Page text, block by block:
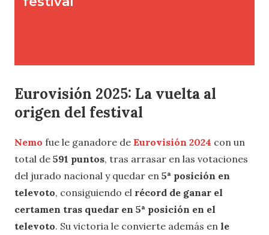
Eurovisión 2025: La vuelta al
origen del festival
Nemo fue le ganadore de Eurovisión 2024 con un
total de 591 puntos, tras arrasar en las votaciones
del jurado nacional y quedar en 5ª posición en
televoto, consiguiendo el récord de ganar el
certamen tras quedar en 5ª posición en el
televoto. Su victoria le convierte además en le